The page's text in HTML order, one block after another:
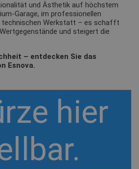
und Ästhetik auf höchstem
Garage, im professionellen
technischen Werkstatt – es schafft
und steigert die
– entdecken Sie das
Esnova.
hier